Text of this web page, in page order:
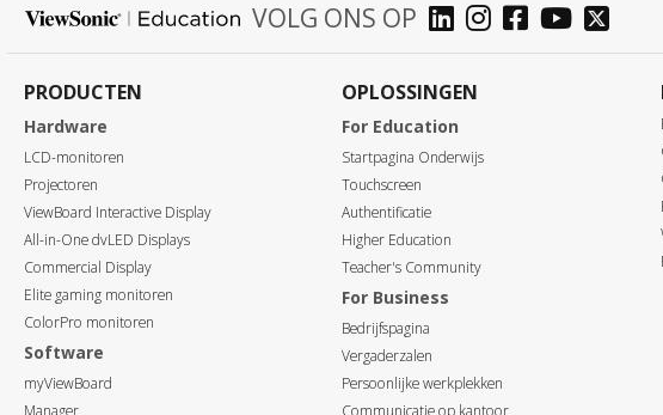
VOLG ONS OP
PRODUCTEN
Hardware
LCD-monitoren
Projectoren
ViewBoard Interactive Display
All-in-One dvLED Displays
Commercial Display
Elite gaming monitoren
ColorPro monitoren
Software
myViewBoard
OPLOSSINGEN
For Education
Startpagina Onderwijs
Touchscreen
Authentificatie
Higher Education
Teacher's Community
For Business
Bedrijfspagina
Vergaderzalen
Persoonlijke werkplekken